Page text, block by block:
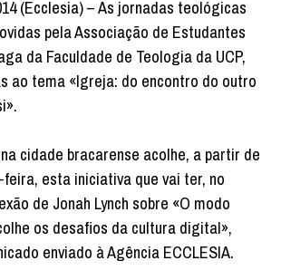
(Ecclesia) – As jornadas teológicas
pela Associação de Estudantes
da Faculdade de Teologia da UCP,
ao tema «Igreja: do encontro do outro
cidade bracarense acolhe, a partir de
esta iniciativa que vai ter, no
de Jonah Lynch sobre «O modo
os desafios da cultura digital»,
enviado à Agência ECCLESIA.